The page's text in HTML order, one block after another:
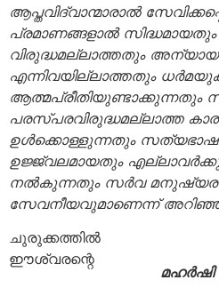
ആപ്തവിദ്വാന്മാരാല്‍
പ്രമാണങ്ങളാല്‍
വിരുദ്ധമല്ലാത്തതും
എന്നിവയില്ലാത്തതും
ആത്മപ്രീതിയുണ്ടാക്കുന്നതും
പരസ്പരവിരുദ്ധമല്ലാത്ത
ഉള്‍ക്കൊള്ളുന്നതും
ഉജ്ജ്വലമായതും
നല്‍കുന്നതും സര്‍വ
സേവനീയവുമാണെന്ന്
മഹർഷി
ചുരുക്കത്തില്‍
ഈശ്വരന്റെ